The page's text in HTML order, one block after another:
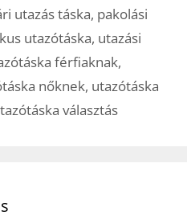
utazás táska, pakolási
utazótáska, utazási
férfiaknak,
nőknek, utazótáska
választás